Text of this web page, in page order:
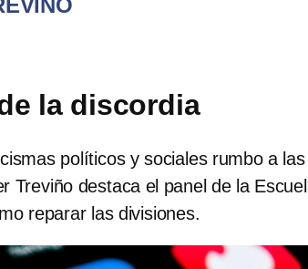
la discordia
políticos y sociales rumbo a las
Treviño destaca el panel de la
reparar las divisiones.